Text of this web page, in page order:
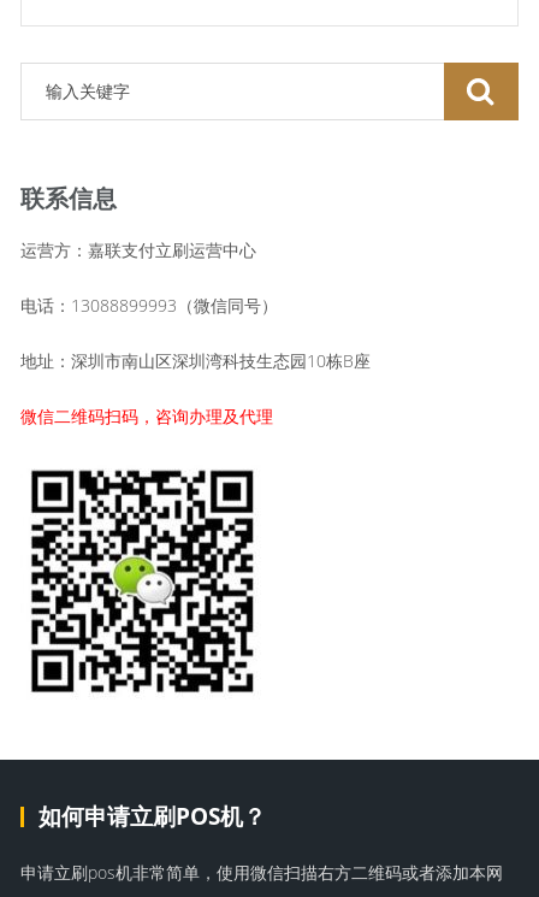
联系信息
运营方：嘉联支付立刷运营中心
电话：13088899993（微信同号）
地址：深圳市南山区深圳湾科技生态园10栋B座
微信二维码扫码，咨询办理及代理
如何申请立刷POS机？
申请立刷pos机非常简单，使用微信扫描右方二维码或者添加本网